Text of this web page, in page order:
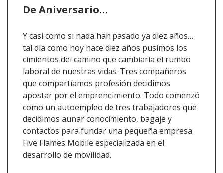
De Aniversario…
Y casi como si nada han pasado ya diez años…
tal día como hoy hace diez años pusimos los
cimientos del camino que cambiaría el rumbo
laboral de nuestras vidas. Tres compañeros
que compartíamos profesión decidimos
apostar por el emprendimiento. Todo comenzó
como un autoempleo de tres trabajadores que
decidimos aunar conocimiento, bagaje y
contactos para fundar una pequeña empresa
Five Flames Mobile especializada en el
desarrollo de movilidad.